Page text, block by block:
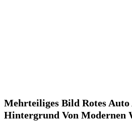
Mehrteiliges Bild Rotes
Hintergrund Von Modernen